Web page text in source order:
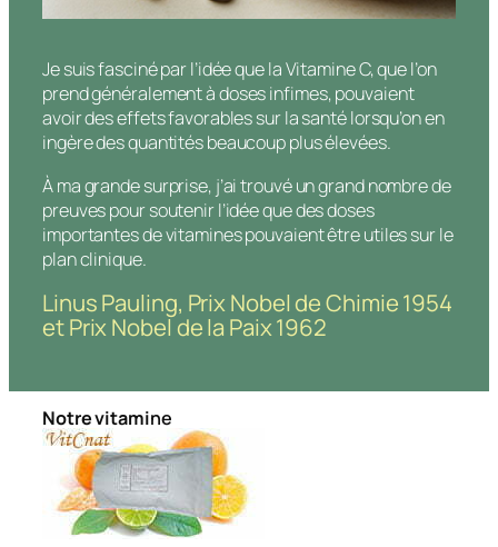
Je suis fasciné par l’idée que la Vitamine C, que l’on
prend généralement à doses infimes, pouvaient
avoir des effets favorables sur la santé lorsqu’on en
ingère des quantités beaucoup plus élevées.
À ma grande surprise, j’ai trouvé un grand nombre de
preuves pour soutenir l’idée que des doses
importantes de vitamines pouvaient être utiles sur le
plan clinique.
Linus Pauling, Prix Nobel de Chimie 1954
et Prix Nobel de la Paix 1962
Notre vitamine